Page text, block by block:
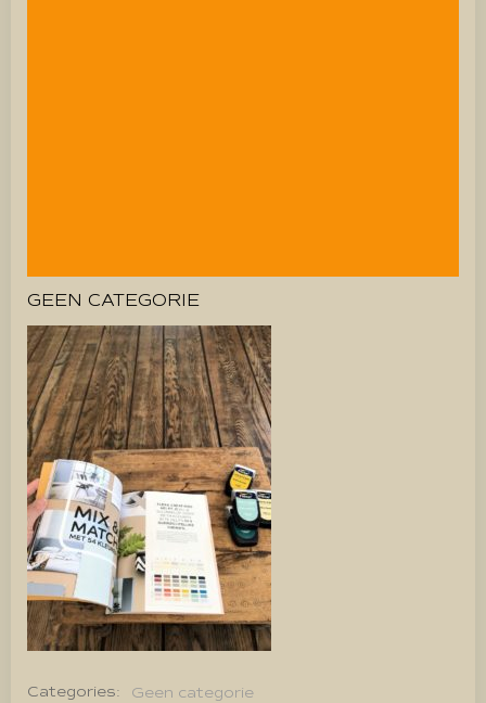
GEEN CATEGORIE
Categories:
Geen categorie